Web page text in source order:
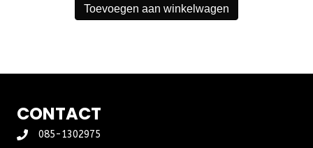
Toevoegen aan winkelwagen
CONTACT
085-1302975